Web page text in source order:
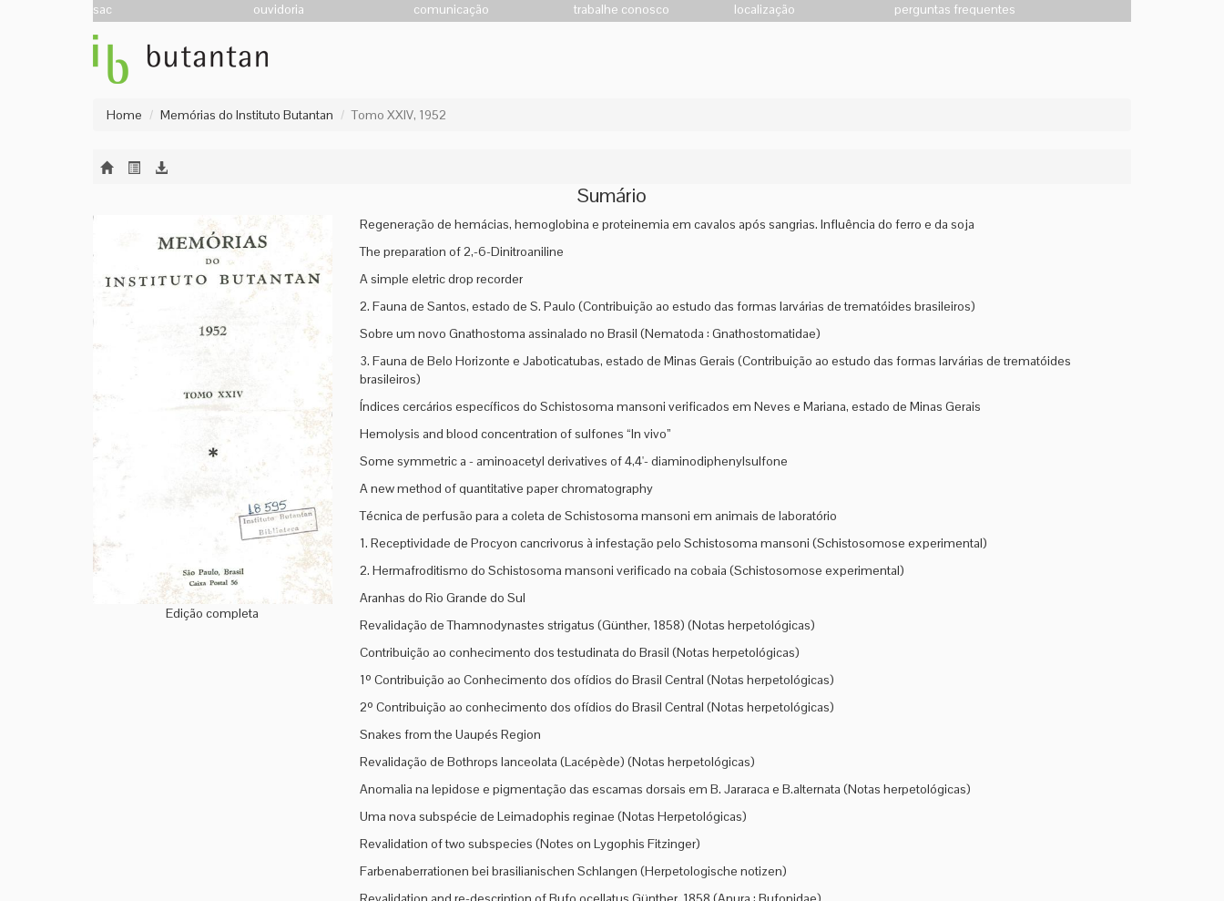
sac ouvidoria comunicação trabalhe conosco localização perguntas frequentes
Home Memórias do Instituto Butantan Tomo XXIV, 1952
Sumário
Edição completa
Regeneração de hemácias, hemoglobina e proteinemia em cavalos após sangrias. Influência do ferro e da soja
The preparation of 2,-6-Dinitroaniline
A simple eletric drop recorder
2. Fauna de Santos, estado de S. Paulo (Contribuição ao estudo das formas larvárias de trematóides brasileiros)
Sobre um novo Gnathostoma assinalado no Brasil (Nematoda : Gnathostomatidae)
3. Fauna de Belo Horizonte e Jaboticatubas, estado de Minas Gerais (Contribuição ao estudo das formas larvárias de trematóides
brasileiros)
Índices cercários específicos do Schistosoma mansoni verificados em Neves e Mariana, estado de Minas Gerais
Hemolysis and blood concentration of sulfones “In vivo”
Some symmetric a - aminoacetyl derivatives of 4,4'- diaminodiphenylsulfone
A new method of quantitative paper chromatography
Técnica de perfusão para a coleta de Schistosoma mansoni em animais de laboratório
1. Receptividade de Procyon cancrivorus à infestação pelo Schistosoma mansoni (Schistosomose experimental)
2. Hermafroditismo do Schistosoma mansoni verificado na cobaia (Schistosomose experimental)
Aranhas do Rio Grande do Sul
Revalidação de Thamnodynastes strigatus (Günther, 1858) (Notas herpetológicas)
Contribuição ao conhecimento dos testudinata do Brasil (Notas herpetológicas)
1º Contribuição ao Conhecimento dos ofídios do Brasil Central (Notas herpetológicas)
2º Contribuição ao conhecimento dos ofídios do Brasil Central (Notas herpetológicas)
Snakes from the Uaupés Region
Revalidação de Bothrops lanceolata (Lacépède) (Notas herpetológicas)
Anomalia na lepidose e pigmentação das escamas dorsais em B. Jararaca e B.alternata (Notas herpetológicas)
Uma nova subspécie de Leimadophis reginae (Notas Herpetológicas)
Revalidation of two subspecies (Notes on Lygophis Fitzinger)
Farbenaberrationen bei brasilianischen Schlangen (Herpetologische notizen)